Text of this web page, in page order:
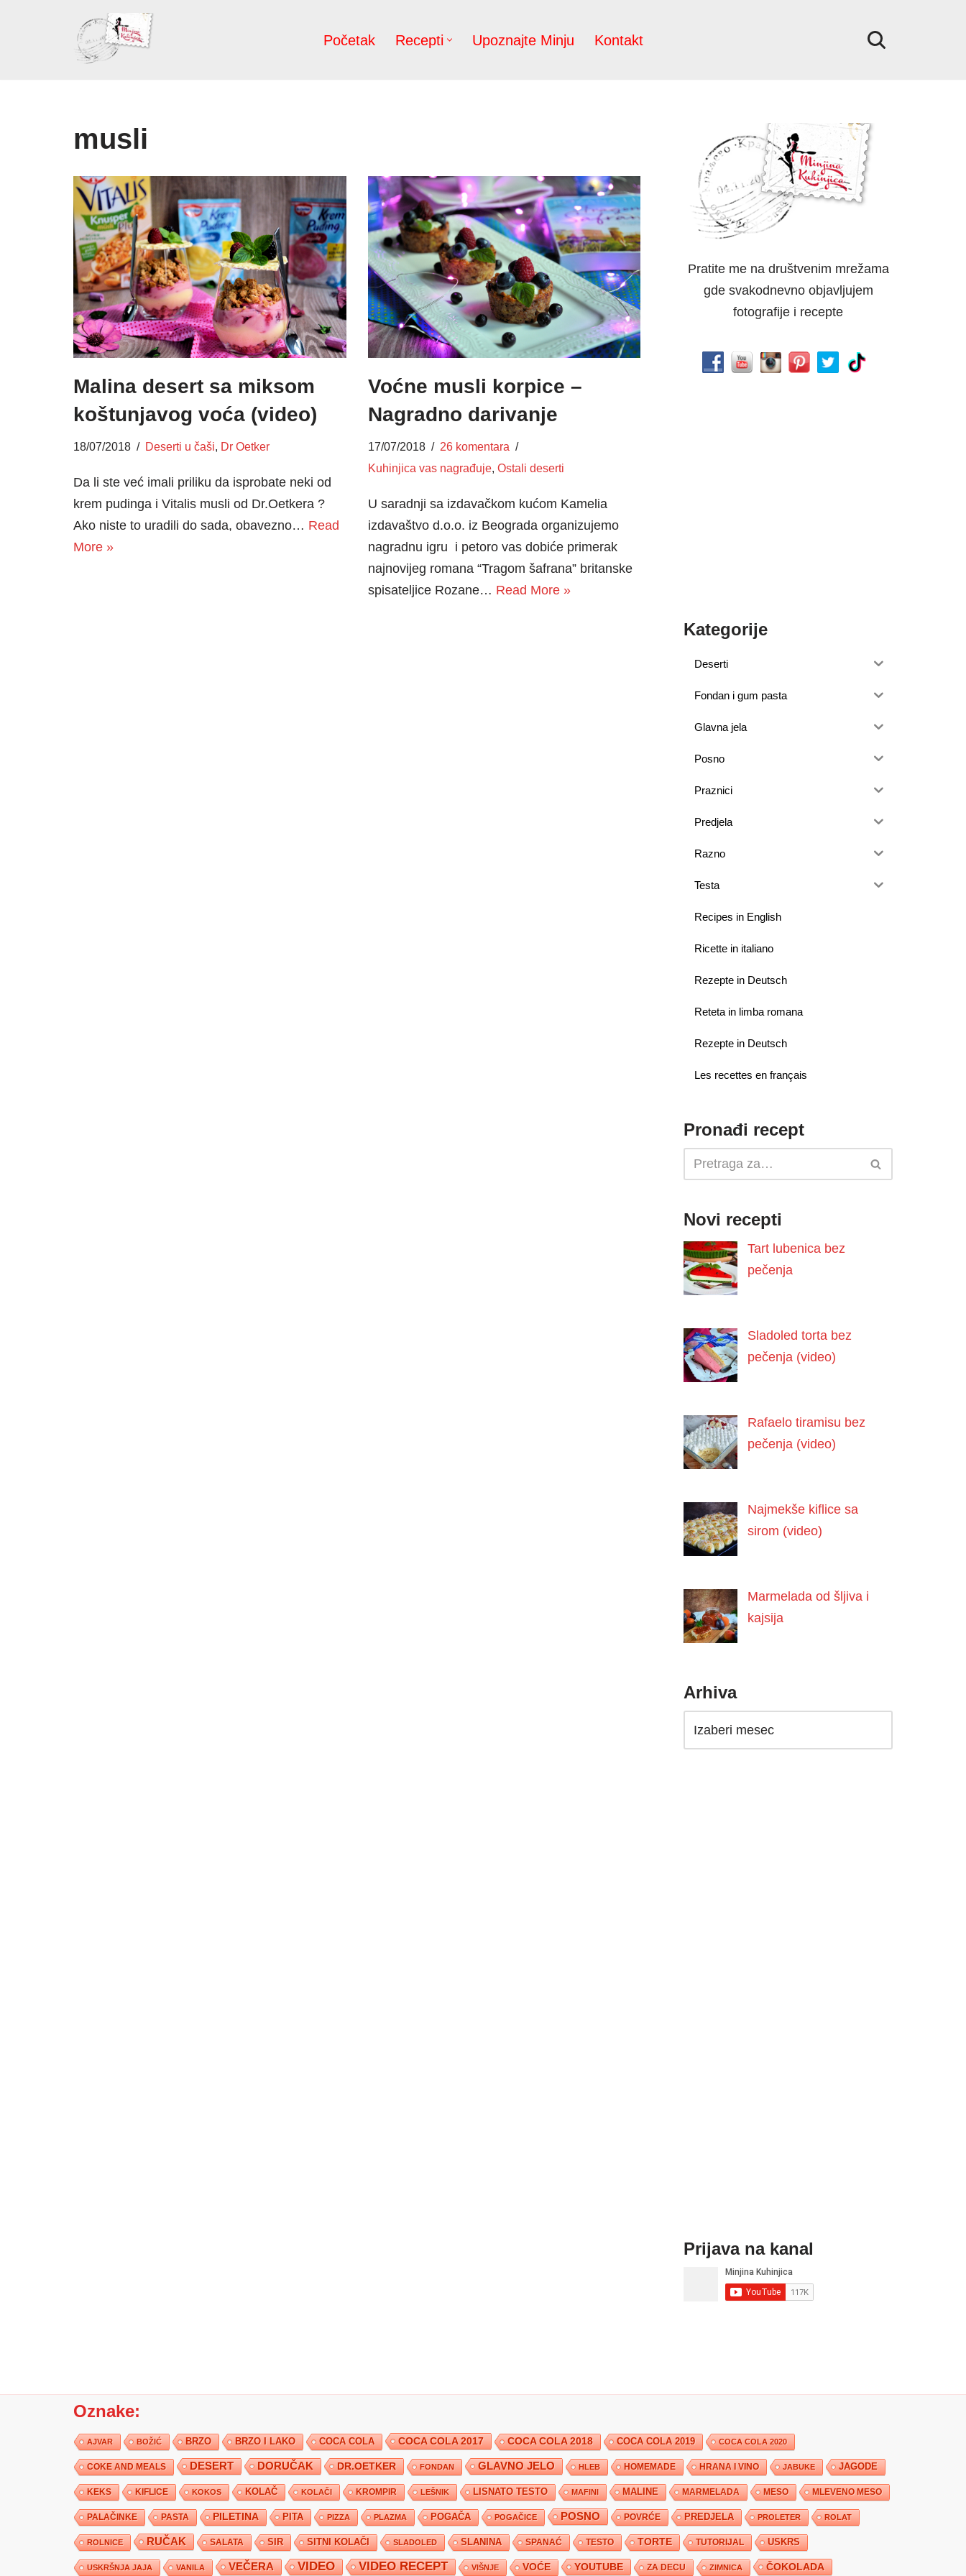
Početak Recepti Upoznajte Minju Kontakt
musli
Malina desert sa miksom
koštunjavog voća (video)
18/07/2018 Deserti u čaši, Dr Oetker
Da li ste već imali priliku da isprobate neki od
krem pudinga i Vitalis musli od Dr.Oetkera ?
Ako niste to uradili do sada, obavezno… Read
More »
Voćne musli korpice –
Nagradno darivanje
17/07/2018
26 komentara
Kuhinjica vas nagrađuje, Ostali deserti
U saradnji sa izdavačkom kućom Kamelia
izdavaštvo d.o.o. iz Beograda organizujemo
nagradnu igru i petoro vas dobiće primerak
najnovijeg romana “Tragom šafrana” britanske
spisateljice Rozane… Read More »
Pratite me na društvenim mrežama
gde svakodnevno objavljujem
fotografije i recepte
Kategorije
Deserti
Fondan i gum pasta
Glavna jela
Posno
Praznici
Predjela
Razno
Testa
Recipes in English
Ricette in italiano
Rezepte in Deutsch
Reteta in limba romana
Rezepte in Deutsch
Les recettes en français
Pronađi recept
Novi recepti
Tart lubenica bez
pečenja
Sladoled torta bez
pečenja (video)
Rafaelo tiramisu bez
pečenja (video)
Najmekše kiflice sa
sirom (video)
Marmelada od šljiva i
kajsija
Arhiva
Prijava na kanal
Oznake:
AJVAR BOŽIĆ BRZO BRZO I LAKO COCA COLA COCA COLA 2017 COCA COLA 2018 COCA COLA 2019 COCA COLA 2020
COKE AND MEALS DESERT DORUČAK DR.OETKER FONDAN GLAVNO JELO HLEB HOMEMADE HRANA I VINO JABUKE JAGODE
KEKS KIFLICE KOKOS KOLAČ KOLAČI KROMPIR LEŠNIK LISNATO TESTO MAFINI MALINE MARMELADA MESO MLEVENO MESO
PALAČINKE PASTA PILETINA PITA PIZZA PLAZMA POGAČA POGAČICE POSNO POVRĆE PREDJELA PROLETER ROLAT
ROLNICE RUČAK SALATA SIR SITNI KOLAČI SLADOLED SLANINA SPANAĆ TESTO TORTE TUTORIJAL USKRS
USKRŠNJA JAJA VANILA VEČERA VIDEO VIDEO RECEPT VIŠNJE VOĆE YOUTUBE ZA DECU ZIMNICA ČOKOLADA